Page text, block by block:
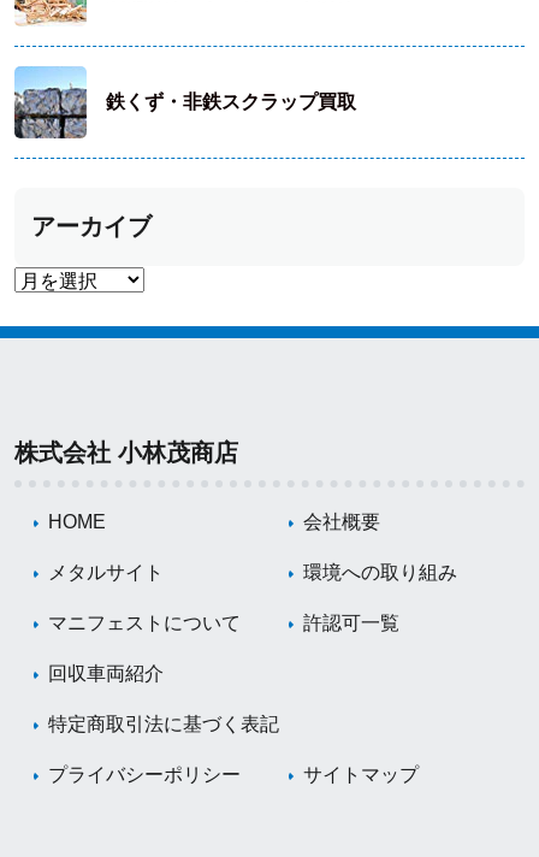
鉄くず・非鉄スクラップ買取
アーカイブ
株式会社 小林茂商店
HOME 会社概要
メタルサイト 環境への取り組み
マニフェストについて 許認可一覧
回収車両紹介
特定商取引法に基づく表記
プライバシーポリシー サイトマップ